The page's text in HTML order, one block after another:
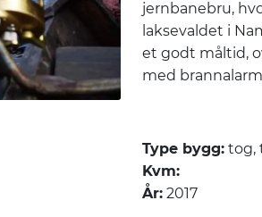
jernbanebru,
laksevaldet i
et godt måltid,
med
Type bygg: tog,
Kvm:
År: 2017